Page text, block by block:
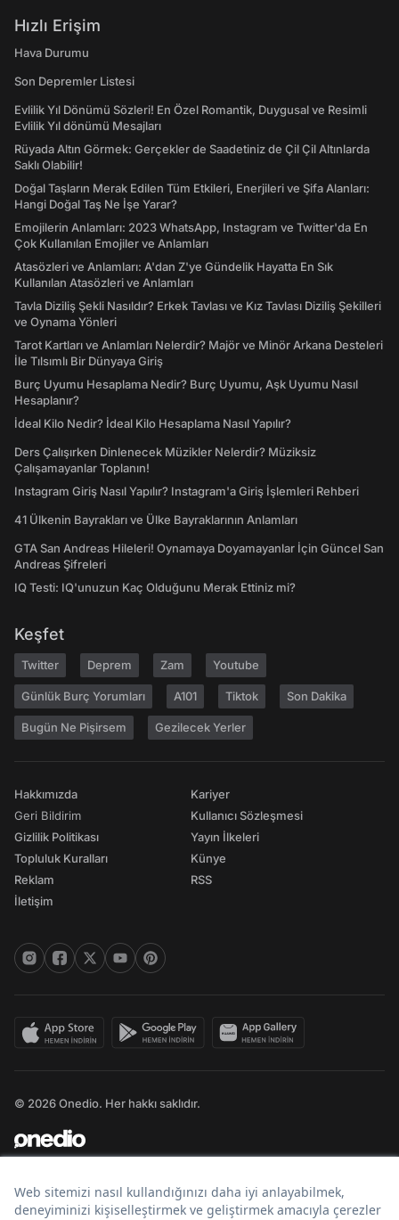
Hızlı Erişim
Hava Durumu
Son Depremler Listesi
Evlilik Yıl Dönümü Sözleri! En Özel Romantik, Duygusal ve Resimli
Evlilik Yıl dönümü Mesajları
Rüyada Altın Görmek: Gerçekler de Saadetiniz de Çil Çil Altınlarda
Saklı Olabilir!
Doğal Taşların Merak Edilen Tüm Etkileri, Enerjileri ve Şifa Alanları:
Hangi Doğal Taş Ne İşe Yarar?
Emojilerin Anlamları: 2023 WhatsApp, Instagram ve Twitter'da En
Çok Kullanılan Emojiler ve Anlamları
Atasözleri ve Anlamları: A'dan Z'ye Gündelik Hayatta En Sık
Kullanılan Atasözleri ve Anlamları
Tavla Diziliş Şekli Nasıldır? Erkek Tavlası ve Kız Tavlası Diziliş Şekilleri
ve Oynama Yönleri
Tarot Kartları ve Anlamları Nelerdir? Majör ve Minör Arkana Desteleri
İle Tılsımlı Bir Dünyaya Giriş
Burç Uyumu Hesaplama Nedir? Burç Uyumu, Aşk Uyumu Nasıl
Hesaplanır?
İdeal Kilo Nedir? İdeal Kilo Hesaplama Nasıl Yapılır?
Ders Çalışırken Dinlenecek Müzikler Nelerdir? Müziksiz
Çalışamayanlar Toplanın!
Instagram Giriş Nasıl Yapılır? Instagram'a Giriş İşlemleri Rehberi
41 Ülkenin Bayrakları ve Ülke Bayraklarının Anlamları
GTA San Andreas Hileleri! Oynamaya Doyamayanlar İçin Güncel San
Andreas Şifreleri
IQ Testi: IQ'unuzun Kaç Olduğunu Merak Ettiniz mi?
Keşfet
Twitter Deprem Zam Youtube
Günlük Burç Yorumları A101 Tiktok Son Dakika
Bugün Ne Pişirsem Gezilecek Yerler
Hakkımızda
Geri Bildirim
Gizlilik Politikası
Topluluk Kuralları
Reklam
İletişim
Kariyer
Kullanıcı Sözleşmesi
Yayın İlkeleri
Künye
RSS
© 2026 Onedio. Her hakkı saklıdır.
Bir markasıdır.